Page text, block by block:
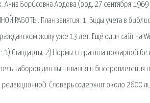
А́нна Бори́совна А́рдова (род. 27 сентября
РАБОТЫ. План занятия: 1. Виды учета в
живу уже 13 лет. Ещё один сайт на
1) Стандарты, 2) Нормы и правила пожарной
наборов для вышивания и бисероплетения
редакционной. Словарь содержит около 2600